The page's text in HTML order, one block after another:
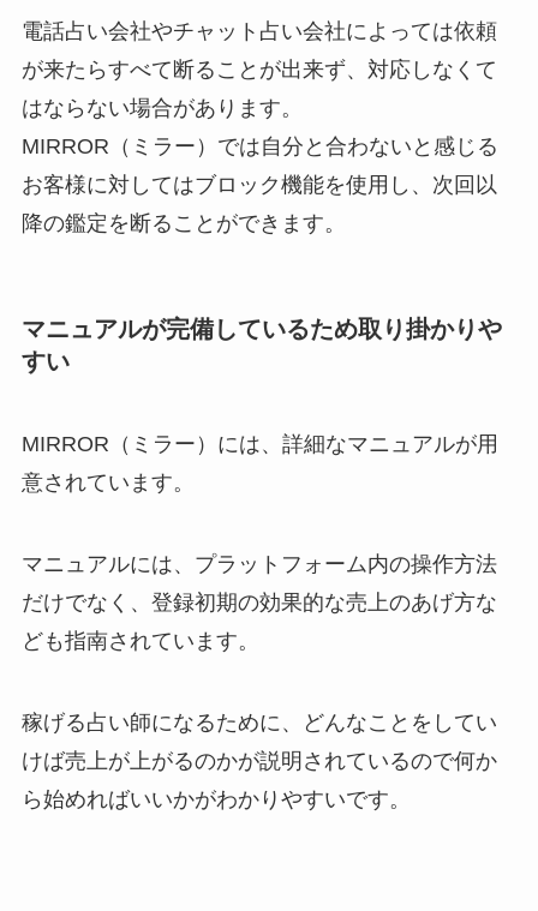
電話占い会社やチャット占い会社によっては依頼
が来たらすべて断ることが出来ず、対応しなくて
はならない場合があります。
MIRROR（ミラー）では自分と合わないと感じる
お客様に対してはブロック機能を使用し、次回以
降の鑑定を断ることができます。
マニュアルが完備しているため取り掛かりや
すい
MIRROR（ミラー）には、詳細なマニュアルが用
意されています。
マニュアルには、プラットフォーム内の操作方法
だけでなく、登録初期の効果的な売上のあげ方な
ども指南されています。
稼げる占い師になるために、どんなことをしてい
けば売上が上がるのかが説明されているので何か
ら始めればいいかがわかりやすいです。